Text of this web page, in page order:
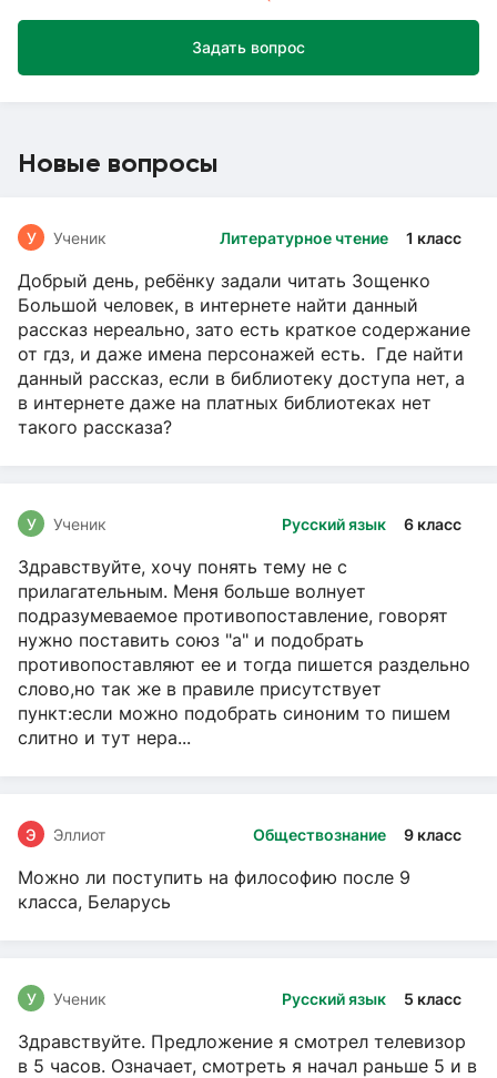
Задать вопрос
Новые вопросы
Литературное чтение 1 класс
У Ученик
Добрый день, ребёнку задали читать Зощенко
Большой человек, в интернете найти данный
рассказ нереально, зато есть краткое содержание
от гдз, и даже имена персонажей есть. Где найти
данный рассказ, если в библиотеку доступа нет, а
в интернете даже на платных библиотеках нет
такого рассказа?
Русский язык 6 класс
У Ученик
Здравствуйте, хочу понять тему не с
прилагательным. Меня больше волнует
подразумеваемое противопоставление, говорят
нужно поставить союз "а" и подобрать
противопоставляют ее и тогда пишется раздельно
слово,но так же в правиле присутствует
пункт:если можно подобрать синоним то пишем
слитно и тут нера...
Обществознание 9 класс
Э Эллиот
Можно ли поступить на философию после 9
класса, Беларусь
Русский язык 5 класс
У Ученик
Здравствуйте. Предложение я смотрел телевизор
в 5 часов. Означает, смотреть я начал раньше 5 и в